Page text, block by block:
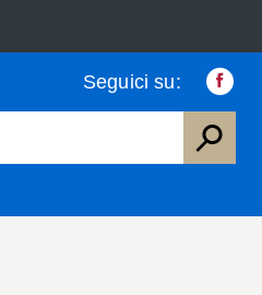
Seguici su: